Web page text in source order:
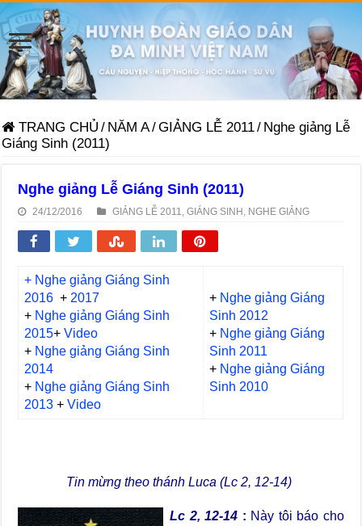
TRANG CHỦ / NĂM A/GIẢNG LỄ 2011/ Nghe giảng Lễ
Giáng Sinh (2011)
Nghe giảng Lễ Giáng Sinh (2011)
24/12/2016 GIẢNG LỄ 2011 ,GIÁNG SINH NGHE GIẢNG
+ Nghe giảng Giáng Sinh
2016 + 2017
+ Nghe giảng Giáng Sinh
2015+Video
+ Nghe giảng Giáng Sinh
2014
+ Nghe giảng Giáng Sinh
2013 +Video
+ Nghe giảng Giáng
Sinh 2012
+ Nghe giảng Giáng
Sinh 2011
+ Nghe giảng Giáng
Sinh 2010
Tin mừng theo thánh Luca (Lc2, 12-14)
Lc 2, 12-14 : Này tôi báo cho